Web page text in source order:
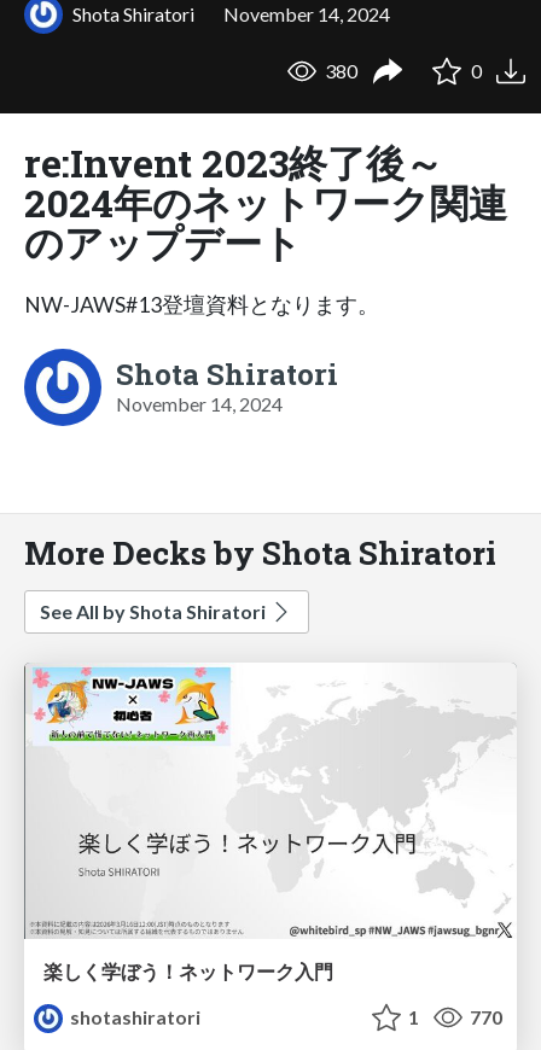
Shota Shiratori November 14, 2024
380 0
re:Invent 2023終了後～
2024年のネットワーク関連
のアップデート
NW-JAWS#13登壇資料となります。
Shota Shiratori
November 14, 2024
More Decks by Shota Shiratori
See All by Shota Shiratori
楽しく学ぼう！ネットワーク入門
shotashiratori
1 770